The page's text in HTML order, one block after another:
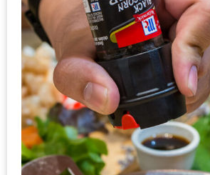
TIMELINE
POLICY
OKTOBERFEST
ครั้ง
ที่
2
เทศกาล
เบียร์